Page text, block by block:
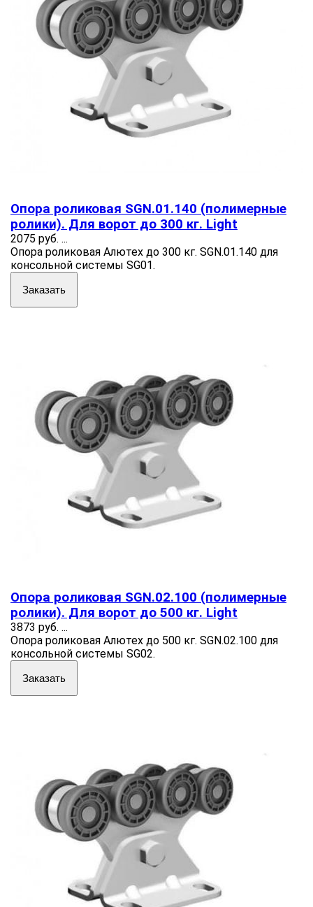
Опора роликовая SGN.01.140 (полимерные
ролики). Для ворот до 300 кг. Light
2075 руб. ...
Опора роликовая Алютех до 300 кг. SGN.01.140 для
консольной системы SG01.
Заказать
Опора роликовая SGN.02.100 (полимерные
ролики). Для ворот до 500 кг. Light
3873 руб. ...
Опора роликовая Алютех до 500 кг. SGN.02.100 для
консольной системы SG02.
Заказать